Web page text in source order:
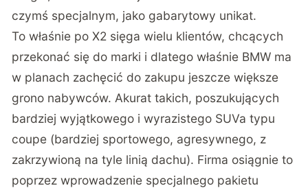
czymś specjalnym, jako gabarytowy unikat.
To właśnie po X2 sięga wielu klientów, chcących
przekonać się do marki i dlatego właśnie BMW ma
w planach zachęcić do zakupu jeszcze większe
grono nabywców. Akurat takich, poszukujących
bardziej wyjątkowego i wyrazistego SUVa typu
coupe (bardziej sportowego, agresywnego, z
zakrzywioną na tyle linią dachu). Firma osiągnie to
poprzez wprowadzenie specjalnego pakietu